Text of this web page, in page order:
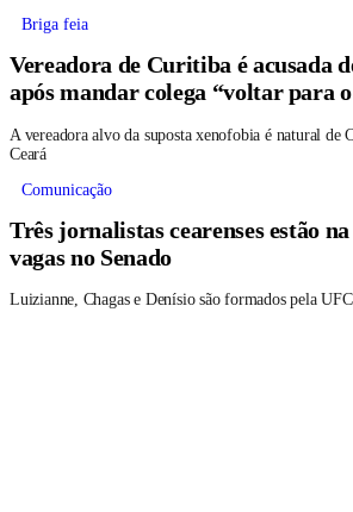
Briga feia
Vereadora de Curitiba é acusada
após mandar colega “voltar para
A vereadora alvo da suposta xenofobia é natural de
Ceará
Comunicação
Três jornalistas cearenses estão
vagas no Senado
Luizianne, Chagas e Denísio são formados pela UFC